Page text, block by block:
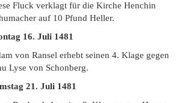
Fluck verklagt für die Kirche Henchin
auf 10 Pfund Heller.
16. Juli 1481
von Ransel erhebt seinen 4. Klage gegen
Lyse von Schonberg.
21. Juli 1481